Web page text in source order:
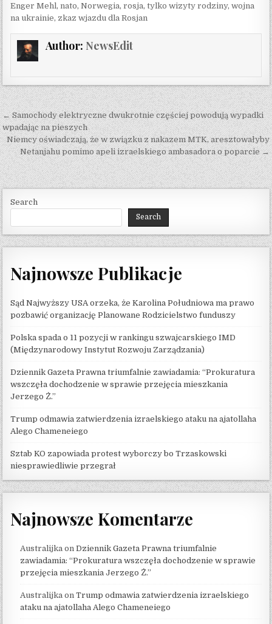
Enger Mehl, nato,Norwegia,rosja,tylko wizyty rodziny,wojna
na ukrainie, zkaz wjazdu dla Rosjan
Author: NewsEdit
Post navigation
← Samochody elektryczne dwukrotnie częściej powodują wypadki
wpadając na pieszych
Niemcy oświadczają, że w związku z nakazem MTK, aresztowałyby
Netanjahu pomimo apeli izraelskiego ambasadora o poparcie →
Search
Search
Najnowsze Publikacje
Sąd Najwyższy USA orzeka, że ​​Karolina Południowa ma prawo
pozbawić organizację Planowane Rodzicielstwo funduszy
Polska spada o 11 pozycji w rankingu szwajcarskiego IMD
(Międzynarodowy Instytut Rozwoju Zarządzania)
Dziennik Gazeta Prawna triumfalnie zawiadamia: “Prokuratura
wszczęła dochodzenie w sprawie przejęcia mieszkania
Jerzego Ż.”
Trump odmawia zatwierdzenia izraelskiego ataku na ajatollaha
Alego Chameneiego
Sztab KO zapowiada protest wyborczy bo Trzaskowski
niesprawiedliwie przegrał
Najnowsze Komentarze
Australijka onDziennik Gazeta Prawna triumfalnie
zawiadamia: “Prokuratura wszczęła dochodzenie w sprawie
przejęcia mieszkania Jerzego Ż.”
Australijka onTrump odmawia zatwierdzenia izraelskiego
ataku na ajatollaha Alego Chameneiego